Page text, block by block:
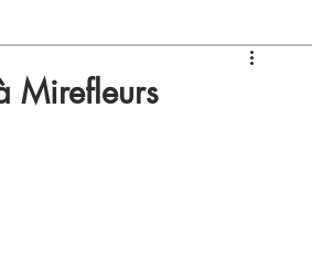
A la une
Mirefleurs